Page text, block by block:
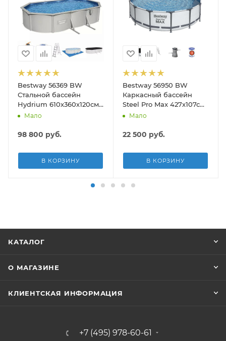
Bestway 56369 BW
Стальной бассейн
Hydrium 610х360х120см,
19929л, песч.фил.-нас
подст.
Мало
98 800 руб.
В КОРЗИНУ
Bestway 56950 BW
Каркасный бассейн
Steel Pro Max 427х107см,
13030л, фил.-насос
Мало
22 500 руб.
В КОРЗИНУ
КАТАЛОГ
О МАГАЗИНЕ
КЛИЕНТСКАЯ ИНФОРМАЦИЯ
+7 (495) 978-60-61